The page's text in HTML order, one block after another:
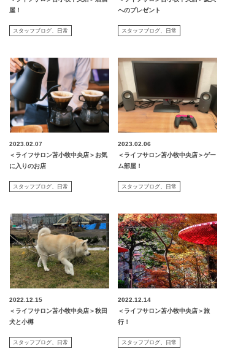
屋！
スタッフブログ 日常
へのプレゼント
スタッフブログ 日常
2023.02.07
＜ライフサロン苫小牧中央店＞お気
に入りのお店
スタッフブログ 日常
2023.02.06
＜ライフサロン苫小牧中央店＞ゲー
ム部屋！
スタッフブログ 日常
2022.12.15
＜ライフサロン苫小牧中央店＞秋田
犬と小樽
スタッフブログ 日常
2022.12.14
＜ライフサロン苫小牧中央店＞旅
行！
スタッフブログ 日常